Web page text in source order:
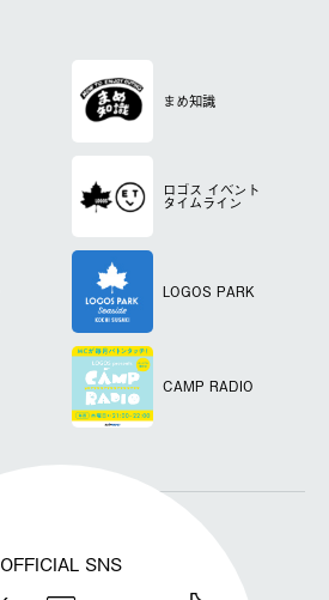
まめ知識
ロゴス イベント
タイムライン
LOGOS PARK
CAMP RADIO
OFFICIAL SNS